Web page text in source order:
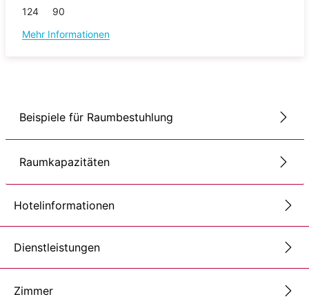
124
90
Mehr Informationen
Beispiele für Raumbestuhlung
Raumkapazitäten
Hotelinformationen
Dienstleistungen
Zimmer